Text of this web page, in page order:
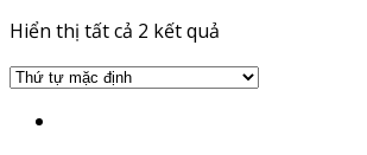
Hiển thị tất cả 2 kết quả